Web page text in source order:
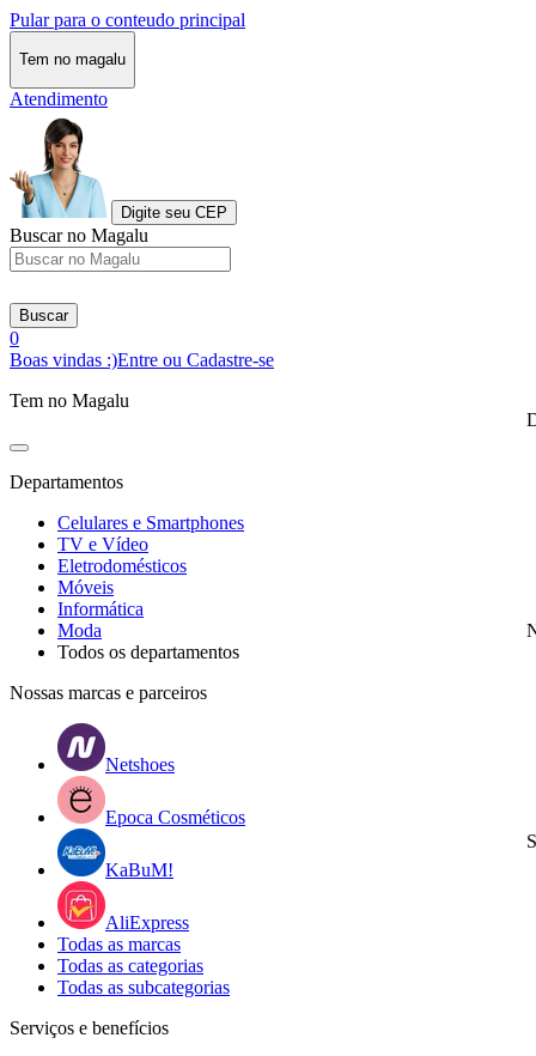
Pular para o conteudo principal
Tem no magalu
Atendimento
Digite seu CEP
Buscar no Magalu
Buscar
0
Boas vindas :)Entre ou Cadastre-se
Tem no Magalu
Departamentos
Celulares e Smartphones
TV e Vídeo
Eletrodomésticos
Móveis
Informática
Moda
Todos os departamentos
Nossas marcas e parceiros
Netshoes
Epoca Cosméticos
KaBuM!
AliExpress
Todas as marcas
Todas as categorias
Todas as subcategorias
Serviços e benefícios